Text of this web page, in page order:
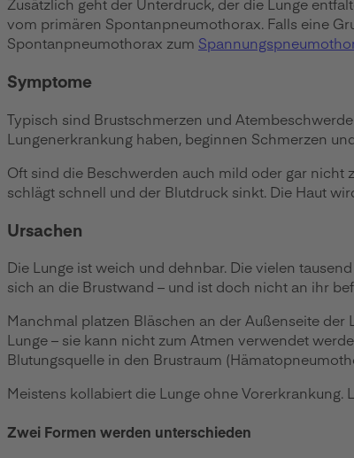
Zusätzlich geht der Unterdruck, der die Lunge
vom primären Spontanpneumothorax. Falls eine
Spontanpneumothorax zum
Symptome
Typisch sind Brustschmerzen und
Lungenerkrankung haben, beginnen Schmerzen
Oft sind die Beschwerden auch mild oder gar nicht
schlägt schnell und der Blutdruck sinkt. Die Haut
Ursachen
Die Lunge ist weich und dehnbar. Die vielen
sich an die Brustwand – und ist doch nicht an ihr
Manchmal platzen Bläschen an der Außenseite
Lunge – sie kann nicht zum Atmen verwendet
Blutungsquelle in den Brustraum
Meistens kollabiert die Lunge ohne
Zwei Formen werden unterschieden